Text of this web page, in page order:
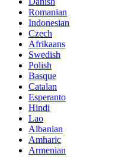
Romanian
Indonesian
Czech
Afrikaans
Swedish
Polish
Basque
Catalan
Esperanto
Hindi
Lao
Albanian
Amharic
Armenian